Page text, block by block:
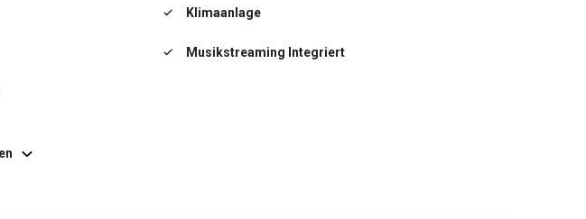
Klimaanlage
Musikstreaming Integriert